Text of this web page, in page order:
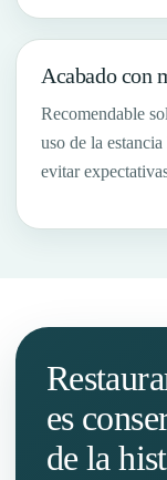
Acabado con
Recomendable
uso de la
evitar
es
de la